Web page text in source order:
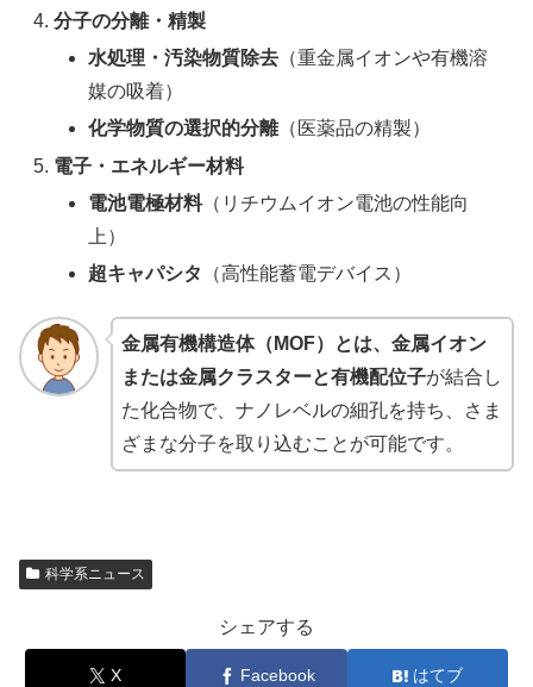
分子の分離・精製
水処理・汚染物質除去 （重金属イオンや有機溶
媒の吸着）
化学物質の選択的分離（医薬品の精製）
電子・エネルギー材料
電池電極材料（リチウムイオン電池の性能向
上）
超キャパシタ
（高性能蓄電デバイス）
金属有機構造体（MOF）とは、金属イオン
または金属クラスターと有機配位子が結合し
た化合物で、ナノレベルの細孔を持ち、さま
ざまな分子を取り込むことが可能です。
科学系ニュース
シェアする
X Facebook はてブ